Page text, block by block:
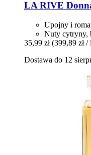
LA RIVE
Upojny i
Nuty cytryny,
35,99 zł (399,89 zł /
Dostawa do 12